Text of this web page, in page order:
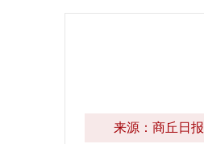
来源：商丘日报